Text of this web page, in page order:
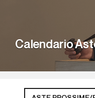
Calendario